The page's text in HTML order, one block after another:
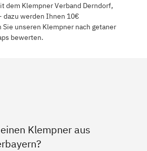
dem Klempner Verband Derndorf,
dazu werden Ihnen 10€
unseren Klempner nach getaner
bewerten.
Klempner aus